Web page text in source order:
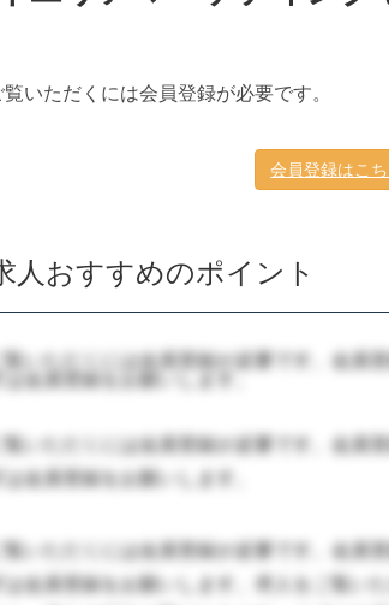
いただくには会員登録が必要です。
会員登録はこち
人おすすめのポイント
覧いただくには会員登録が必要です。会員
は会員登録をお願いします。
覧いただくには会員登録が必要です。会員
は会員登録をお願いします。
覧いただくには会員登録が必要です。会員
は会員登録をお願いします。求人をご覧い